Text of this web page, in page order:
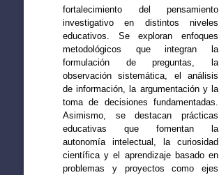
fortalecimiento del pensamiento
investigativo en distintos niveles
educativos. Se exploran enfoques
metodológicos que integran la
formulación de preguntas, la
observación sistemática, el análisis
de información, la argumentación y la
toma de decisiones fundamentadas.
Asimismo, se destacan prácticas
educativas que fomentan la
autonomía intelectual, la curiosidad
científica y el aprendizaje basado en
problemas y proyectos como ejes